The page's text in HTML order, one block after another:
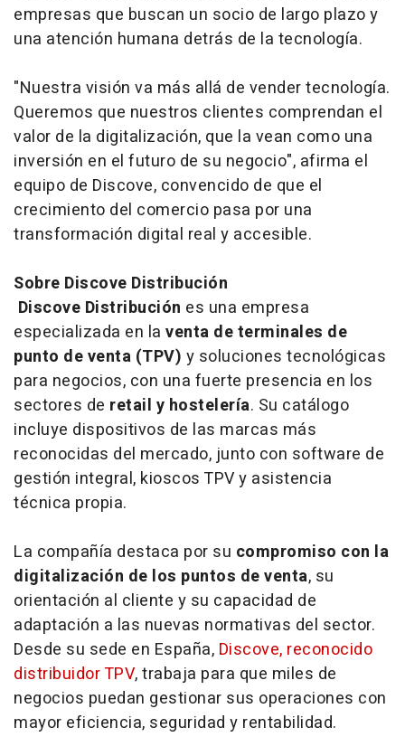
empresas que buscan un socio de largo plazo y
una atención humana detrás de la tecnología.
"Nuestra visión va más allá de vender tecnología.
Queremos que nuestros clientes comprendan el
valor de la digitalización, que la vean como una
inversión en el futuro de su negocio", afirma el
equipo de Discove, convencido de que el
crecimiento del comercio pasa por una
transformación digital real y accesible.
Sobre Discove Distribución
Discove Distribución es una empresa
especializada en la venta de terminales de
punto de venta (TPV) y soluciones tecnológicas
para negocios, con una fuerte presencia en los
sectores de retail y hostelería. Su catálogo
incluye dispositivos de las marcas más
reconocidas del mercado, junto con software de
gestión integral, kioscos TPV y asistencia
técnica propia.
La compañía destaca por su compromiso con la
digitalización de los puntos de venta, su
orientación al cliente y su capacidad de
adaptación a las nuevas normativas del sector.
Desde su sede en España, Discove, reconocido
distribuidor TPV, trabaja para que miles de
negocios puedan gestionar sus operaciones con
mayor eficiencia, seguridad y rentabilidad.